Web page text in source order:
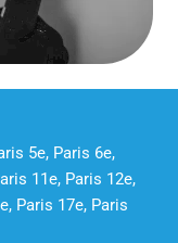
5e, Paris 6e,
11e, Paris 12e,
Paris 17e, Paris